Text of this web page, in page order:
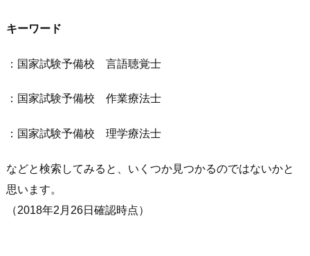
キーワード
：国家試験予備校 言語聴覚士
：国家試験予備校 作業療法士
：国家試験予備校 理学療法士
などと検索してみると、いくつか見つかるのではないかと
思います。
（2018年2月26日確認時点）